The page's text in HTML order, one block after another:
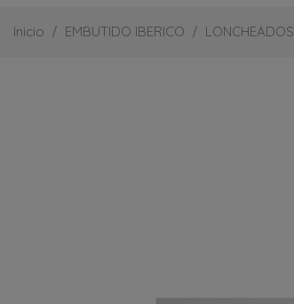
Inicio EMBUTIDO IBERICO LONCHEADOS